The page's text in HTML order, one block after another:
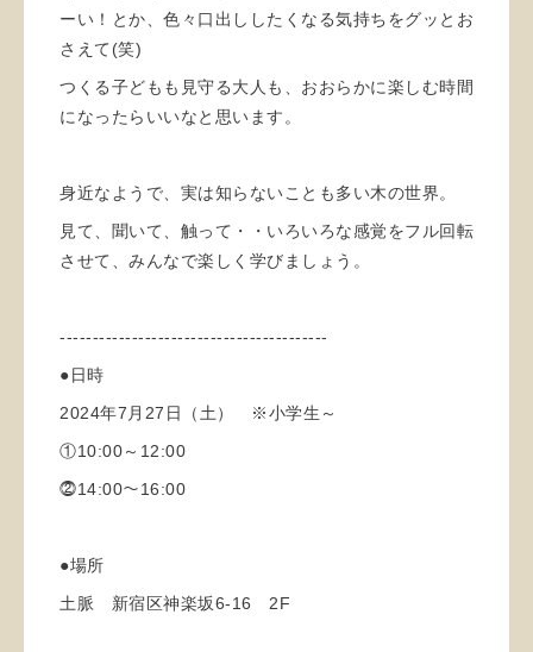
ーい！とか、色々口出ししたくなる気持ちをグッとお
さえて(笑)
つくる子どもも見守る大人も、おおらかに楽しむ時間
になったらいいなと思います。
身近なようで、実は知らないことも多い木の世界。
見て、聞いて、触って・・いろいろな感覚をフル回転
させて、みんなで楽しく学びましょう。
-----------------------------------------
●日時
2024年7月27日（土） ※小学生～
①10:00～12:00
⓶14:00～16:00
●場所
土脈 新宿区神楽坂6-16 2F